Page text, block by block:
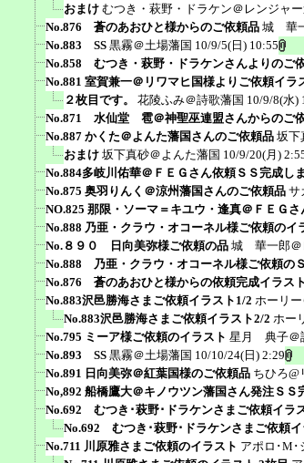
おまけ むつき・萩野・ドラケン＠レンジャ
No.876 蒼のあおひと様からのご依頼品 城 華
No.883 SS 黒霧＠土場藩国 10/9/5(日) 10:55
No.858 むつき・萩野・ドラケンさんよりのご
No.881 室賀兼一＠リワマヒ国様よりご依頼イラ
２枚目です。
花陵ふみ＠詩歌藩国 10/9/8(水)
No.871 水仙堂 雹＠神聖巫連盟さんからのご
No.887 かくた＠よんた藩国さんのご依頼品 坂下
おまけ 坂下真砂＠よんた藩国 10/9/20(月)
No.884多岐川佑華＠ＦＥＧさん依頼ＳＳ完成し
No.875 奥羽りんく＠涼州藩国さんのご依頼品 サ
NO.825 那限・ソーマ＝キユウ・逢真＠ＦＥＧさ
No.888 乃亜・クラウ・オコーネル様ご依頼のイ
No.８９０ 日向美弥様ご依頼の品 城 華一郎＠
No.888 乃亜・クラウ・オコーネル様ご依頼の
No.876 蒼のあおひと様からの依頼完成イラスト
No.883沢邑勝海さまご依頼イラスト1/2 ホーリ
No.883沢邑勝海さまご依頼イラスト2/2 ホー
No.795 ミーア様ご依頼のイラスト 星月 典子＠
No.893 SS 黒霧＠土場藩国 10/10/24(日) 2:29
No.891 日向美弥＠紅葉国様のご依頼品 ちひろ@
No,892 船橋鷹大＠キノウツン藩国さん発注ＳＳ
No.692 むつき･萩野･ドラケンさまご依頼イラ
No.692 むつき･萩野･ドラケンさまご依頼イ
No.711 川原雅さまご依頼のイラスト アポロ･M･